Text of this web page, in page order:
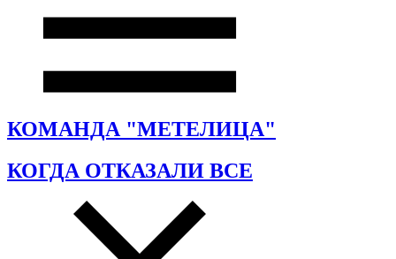
КОМАНДА "МЕТЕЛИЦА"
КОГДА ОТКАЗАЛИ ВСЕ